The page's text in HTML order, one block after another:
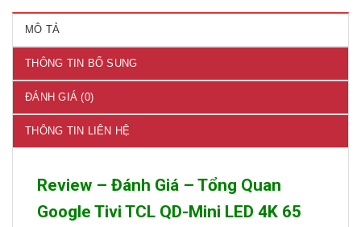
MÔ TẢ
THÔNG TIN BỔ SUNG
ĐÁNH GIÁ (0)
THÔNG TIN LIÊN HỆ
Review – Đánh Giá – Tổng Quan
Google Tivi TCL QD-Mini LED 4K 65